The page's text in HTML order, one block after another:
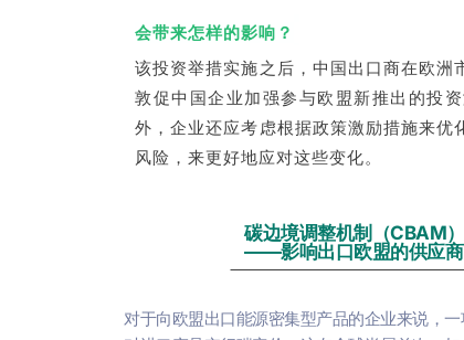
会带来怎样的影响？
该投资举措实施之后，中国出口商在欧
敦促中国企业加强参与欧盟新推出的投
外，企业还应考虑根据政策激励措施来
风险，来更好地应对这些变化。
碳边境调整机制（CBAM）
——影响出口欧盟的供应商
对于向欧盟出口能源密集型产品的企业来说，